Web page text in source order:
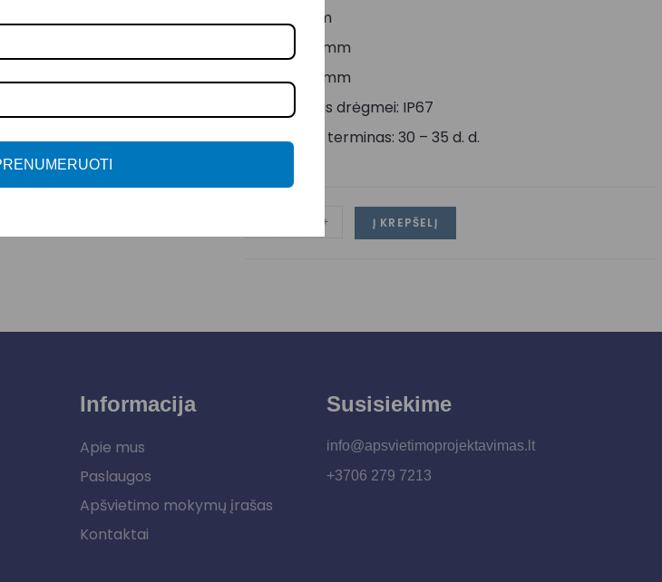
Ilgis: 162 mm
Plotis: 67.2 mm
Aukštis: 37 mm
Atsparumas drėgmei: IP67
Pristatymo terminas: 30 – 35 d. d.
+ Į KREPŠELĮ
Informacija
Apie mus
Paslaugos
Apšvietimo mokymų įrašas
Kontaktai
Susisiekime
info@apsvietimoprojektavimas.lt
+3706 279 7213